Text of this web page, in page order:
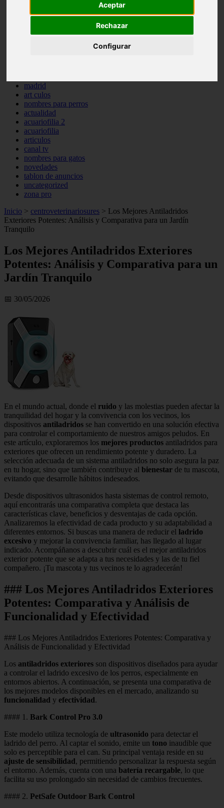
Aceptar
Rechazar
Configurar
especies invasoras
madrid
art culos
nombres para perros
actualidad
acuariofilia 2
acuariofilia
articulos
canal tv
nombres para gatos
novedades
tablon de anuncios
uncategorized
zona pro
Inicio > centroveterinariosures > Los Mejores Antiladridos
Exteriores Potentes: Análisis y Comparativa para un Jardín
Tranquilo
Los Mejores Antiladridos Exteriores
Potentes: Análisis y Comparativa para un
Jardín Tranquilo
📅 30/05/2026
En el mundo actual, donde el ruido y las molestias pueden afectar la
tranquilidad del hogar y la convivencia con los vecinos, los
dispositivos antiladridos se han convertido en una solución efectiva
para controlar el comportamiento de nuestros amigos peludos. En
este artículo, exploraremos los mejores productos antiladridos para
exteriores que ofrecen un rendimiento potente y duradero. La
selección adecuada de un sistema antiladridos no solo asegura la paz
en tu hogar, sino que también contribuye al bienestar de tu mascota,
evitando que desarrolle hábitos indeseados.
Desde dispositivos ultrasonidos hasta sistemas de control remoto,
aquí encontrarás una comparativa completa que destaca las
características clave, beneficios y desventajas de cada opción.
Analizaremos la efectividad de cada producto y su adaptabilidad a
diferentes entornos. Si buscas una manera de reducir el ladrido
excesivo y mejorar la convivencia familiar, has llegado al lugar
indicado. Acompáñanos a descubrir cuál es el mejor antiladridos
exterior potente que se adapta a tus necesidades y las de tu fiel
compañero. ¡Tu mascota y tus vecinos te lo agradecerán!
### Los Mejores Antiladridos Exteriores
Potentes: Comparativa y Análisis de
Funcionalidad y Efectividad
### Los Mejores Antiladridos Exteriores Potentes: Comparativa y
Análisis de Funcionalidad y Efectividad
Los antiladridos exteriores son dispositivos diseñados para ayudar
a controlar el ladrido excesivo de los perros, especialmente en
entornos abiertos. A continuación, se presenta una comparativa de
los mejores modelos disponibles en el mercado, analizando su
funcionalidad y efectividad.
#### 1. Bark Control Pro 3.0
Este modelo utiliza tecnología de ultrasonido para detectar el
ladrido del perro. Al captar el sonido, emite un tono inaudible que
solo es perceptible para el can. Su principal ventaja reside en su
ajuste de sensibilidad, permitiendo personalizar la respuesta según
el entorno. Además, cuenta con una batería recargable, lo que
facilita su uso prolongado sin necesidad de cambios frecuentes.
#### 2. PetSafe Outdoor Bark Control